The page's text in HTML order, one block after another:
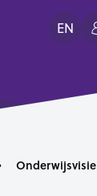
EN
Onderwijsvisie